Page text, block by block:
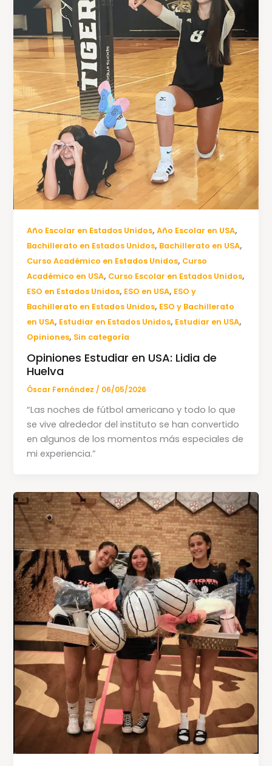
Año Escolar en Estados Unidos,Año Escolar en USA,
Bachillerato en Estados Unidos, Bachillerato en USA,
Curso Académico en Estados Unidos, Curso
Académico en USA, Curso Escolar en Estados Unidos,
ESO en Estados Unidos, ESO en USA, ESO y
Bachillerato en Estados Unidos, ESO y Bachillerato
en USA, Estudiar en Estados Unidos, Estudiar en USA,
Opiniones, Sin categoría
Opiniones Estudiar en USA: Lidia de
Huelva
Óscar Fernández/ 06/05/2026
“Las noches de fútbol americano y todo lo que
se vive alrededor del instituto se han convertido
en algunos de los momentos más especiales de
mi experiencia.”